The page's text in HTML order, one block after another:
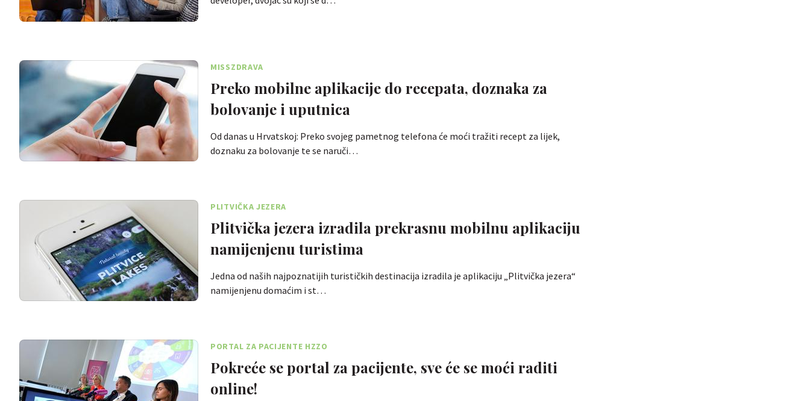
MISSZDRAVA
Preko mobilne aplikacije do recepata, doznaka za
bolovanje i uputnica
Od danas u Hrvatskoj: Preko svojeg pametnog telefona će moći tražiti recept za lijek,
doznaku za bolovanje te se naruči…
PLITVIČKA JEZERA
Plitvička jezera izradila prekrasnu mobilnu aplikaciju
namijenjenu turistima
Jedna od naših najpoznatijih turističkih destinacija izradila je aplikaciju „Plitvička jezera“
namijenjenu domaćim i st…
PORTAL ZA PACIJENTE HZZO
Pokreće se portal za pacijente, sve će se moći raditi
online!